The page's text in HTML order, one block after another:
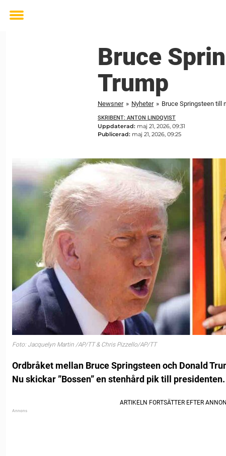
Toggle
Bruce
Trump
Newsner » Nyheter » Bruce Springsteen till
SKRIBENT: ANTON LINDQVIST
Uppdaterad: maj 21, 2026, 09:31
Publicerad: maj 21, 2026, 09:25
Foto: Jacquelyn Martin /AP/TT & Chris Pizzello/AP/TT
Ordbråket mellan Bruce Springsteen och Donald
Nu skickar ”Bossen” en stenhård pik till presidenten.